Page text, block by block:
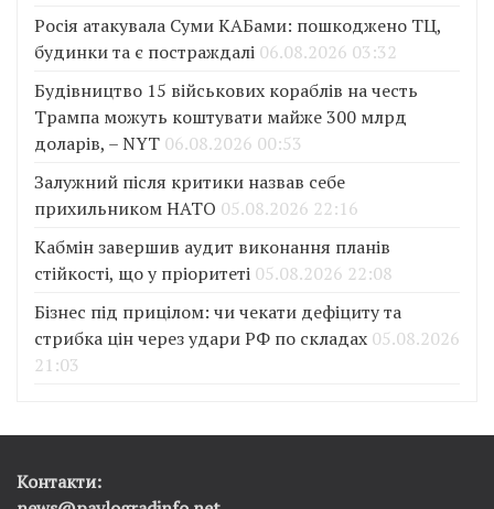
Росія атакувала Суми КАБами: пошкоджено ТЦ,
будинки та є постраждалі 06.08.2026 03:32
Будівництво 15 військових кораблів на честь
Трампа можуть коштувати майже 300 млрд
доларів, – NYT 06.08.2026 00:53
Залужний після критики назвав себе
прихильником НАТО 05.08.2026 22:16
Кабмін завершив аудит виконання планів
стійкості, що у пріоритеті 05.08.2026 22:08
Бізнес під прицілом: чи чекати дефіциту та
стрибка цін через удари РФ по складах 05.08.2026
21:03
Контакти: